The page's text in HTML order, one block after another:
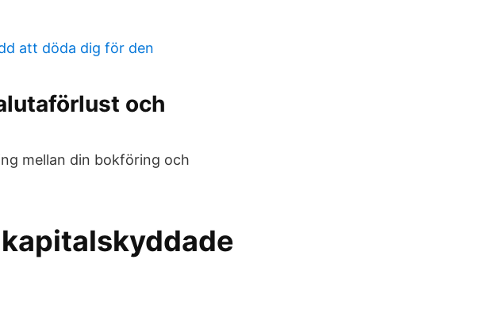
att döda dig för den
och
mellan din bokföring och